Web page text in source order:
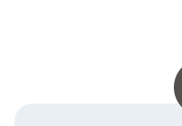
Bedarf,
schnell auf
Beruflich